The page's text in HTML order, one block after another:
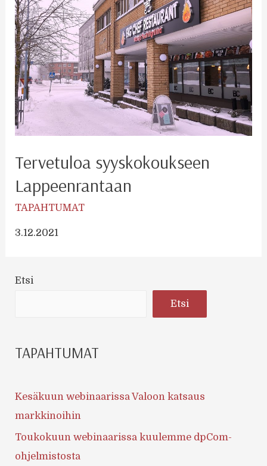
Tervetuloa syyskokoukseen
Lappeenrantaan
TAPAHTUMAT
3.12.2021
Etsi
Etsi
TAPAHTUMAT
Kesäkuun webinaarissa Valoon katsaus
markkinoihin
Toukokuun webinaarissa kuulemme dpCom-
ohjelmistosta